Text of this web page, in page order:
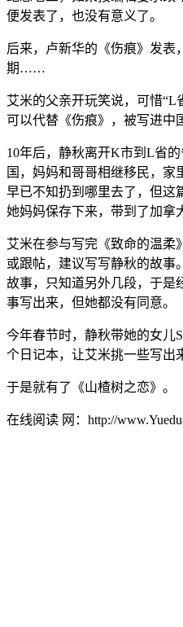
便发表了，也没有意义了。
后来，卢新华的《伤痕》发表
期……
艾米的父亲开玩笑说，可惜“L
可以代替《伤痕》，被写进中
10年后，静秋离开K市到L省
国，妈妈和哥哥相继移民，
早已不知扔到哪里去了，但这
她妈妈保存下来，带到了加拿
艾米在参与写完《致命的温柔
或跟帖，建议写写静秋的故事
故事，只知道另外几段，于是
事写出来，但她都没有同意。
今年春节时，静秋带她的女儿
个日记本，让艾米挑一些写出
于是就有了《山楂树之恋》。
在线阅读 网：http://